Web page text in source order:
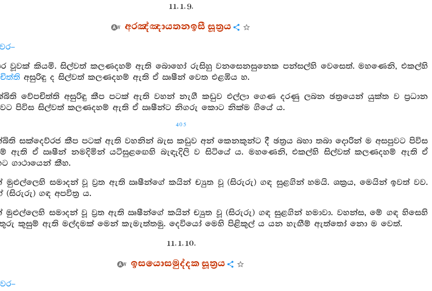
11. 1. 9.
අරඤ්ඤායතනඉසී සූත්‍රය
වූවක් කියමි. සිල්වත් කලණදහම් ඇති බොහෝ රුසිහු වනසෙනසුනෙක පන්සල්හි වෙසෙත්. මහණෙනි, එකල්හි
අසුරිඳු ද සිල්වත් කලණදහම් ඇති ඒ ඍෂීන් වෙත එළඹිය හ.
වේපචිත්ති අසුරිඳු කීප පටක් ඇති වහන් නැගී කඩුව එල්ලා ගෙණ දරණු ලබන ඡත්‍රයෙන් යුක්ත ව ප්‍රධාන
පිවිස සිල්වත් කලණදහම් ඇති ඒ ඍෂීන්ට නිගරු කොට නික්ම ගියේ ය.
405
සක්දෙව්රජ කීප පටක් ඇති වහනින් බැස කඩුව අන් කෙනකුන්ට දී ඡත්‍රය බහා තබා දොරින් ම අසපුවට පිවිස
ඇති ඒ ඍෂීන් නමදිමින් යටිසුළඟෙහි බැඳැදිලි ව සිටියේ ය. මහණෙනි, එකල්හි සිල්වත් කලණදහම් ඇති ඒ
ගාථායෙන් කීහ.
සමාදන් වූ ව්‍රත ඇති ඍෂීන්ගේ කයින් ච්‍යුත වූ (සිරුරු) ගඳ සුළගින් හමයි. ශක්‍රය, මෙයින් ඉවත් වව.
(සිරුරු) ගඳ අපවිත්‍ර ය.
සමාදන් වූ ව්‍රත ඇති ඍෂීන්ගේ කයින් ච්‍යුත වූ (සිරුරු) ගඳ සුළගින් හමාවා. වහන්ස, මේ ගඳ හිසෙහි
කුසුම් ඇති මල්දමක් මෙන් කැමැත්තමු. දෙවියෝ මෙහි පිළිකුල් ය යන හැඟීම් ඇත්තෝ නො ම වෙත්.
11. 1. 10.
ඉසයොසමුද්දක සූත්‍රය